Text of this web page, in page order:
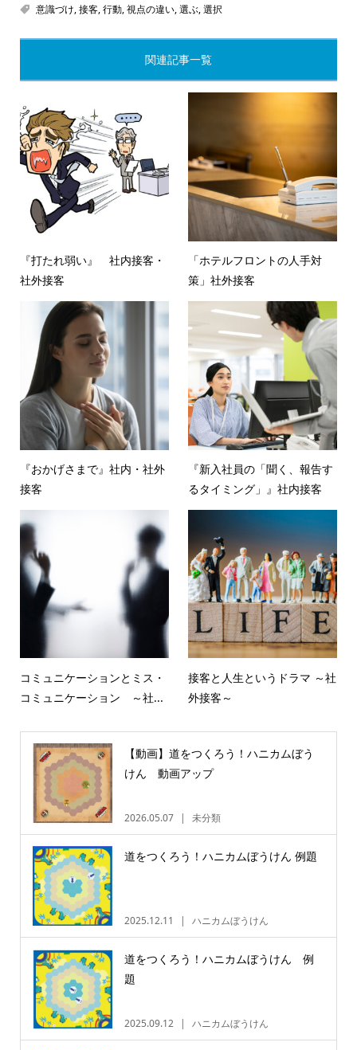
意識づけ,接客,行動,視点の違い,選ぶ,選択
関連記事一覧
『打たれ弱い』 社内接客・
社外接客
「ホテルフロントの人手対
策」社外接客
『おかげさまで』社内・社外
接客
『新入社員の「聞く、報告す
るタイミング」』社内接客
コミュニケーションとミス・
コミュニケーション ～社...
接客と人生というドラマ ～社
外接客～
【動画】道をつくろう！ハニカムぼう
けん 動画アップ
2026.05.07 未分類
道をつくろう！ハニカムぼうけん 例題
2025.12.11 ハニカムぼうけん
道をつくろう！ハニカムぼうけん 例
題
2025.09.12 ハニカムぼうけん